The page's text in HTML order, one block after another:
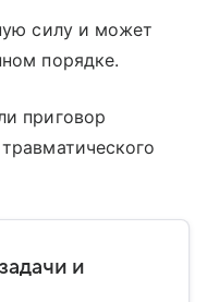
силу и может
порядке.
приговор
и